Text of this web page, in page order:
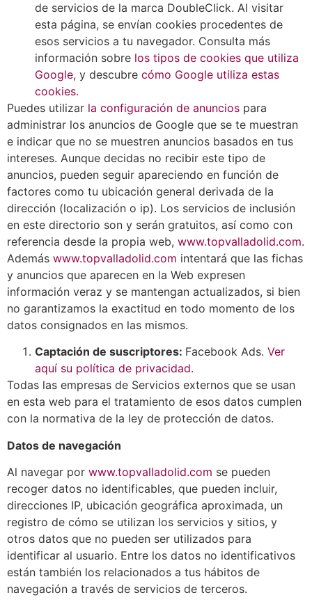
de servicios de la marca DoubleClick. Al visitar
esta página, se envían cookies procedentes de
esos servicios a tu navegador. Consulta más
información sobre los tipos de cookies que utiliza
Google, y descubre cómo Google utiliza estas
cookies.
Puedes utilizar la configuración de anuncios para
administrar los anuncios de Google que se te muestran
e indicar que no se muestren anuncios basados en tus
intereses. Aunque decidas no recibir este tipo de
anuncios, pueden seguir apareciendo en función de
factores como tu ubicación general derivada de la
dirección (localización o ip). Los servicios de inclusión
en este directorio son y serán gratuitos, así como con
referencia desde la propia web, www.topvalladolid.com.
Además www.topvalladolid.com intentará que las fichas
y anuncios que aparecen en la Web expresen
información veraz y se mantengan actualizados, si bien
no garantizamos la exactitud en todo momento de los
datos consignados en las mismos.
Captación de suscriptores: Facebook Ads. Ver
aquí su política de privacidad.
Todas las empresas de Servicios externos que se usan
en esta web para el tratamiento de esos datos cumplen
con la normativa de la ley de protección de datos.
Datos de navegación
Al navegar por www.topvalladolid.com se pueden
recoger datos no identificables, que pueden incluir,
direcciones IP, ubicación geográfica aproximada, un
registro de cómo se utilizan los servicios y sitios, y
otros datos que no pueden ser utilizados para
identificar al usuario. Entre los datos no identificativos
están también los relacionados a tus hábitos de
navegación a través de servicios de terceros.